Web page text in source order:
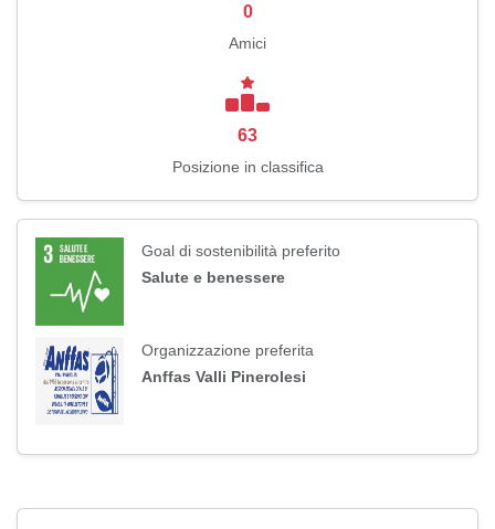
0
Amici
63
Posizione in classifica
Goal di sostenibilità preferito
Salute e benessere
Organizzazione preferita
Anffas Valli Pinerolesi